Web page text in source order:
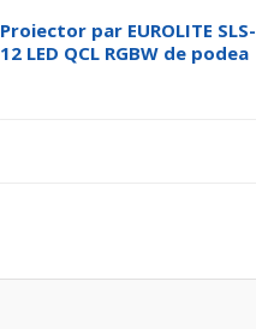
Proiector par EUROLITE SLS-
12 LED QCL RGBW de podea